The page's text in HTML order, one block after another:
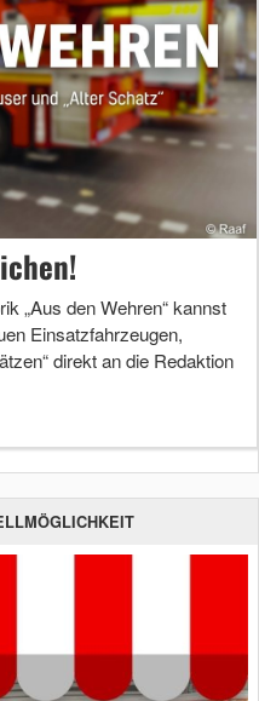
„Aus den Wehren“ kannst
Einsatzfahrzeugen,
direkt an die Redaktion